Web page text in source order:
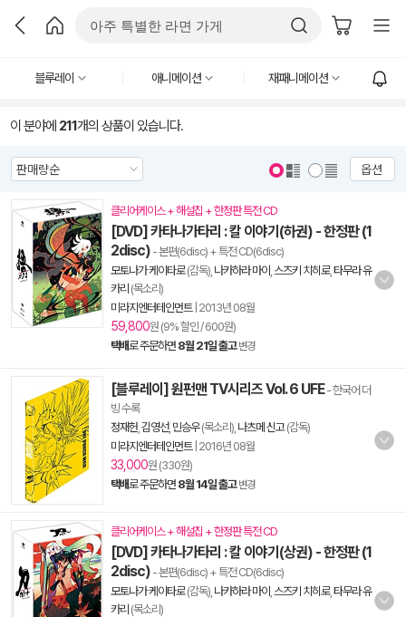
블루레이 애니메이션 재패니메이션
이 분야에 211개의 상품이 있습니다.
옵션
클리어케이스 + 해설집 + 한정판 특전 CD
[DVD] 카타나가타리 : 칼 이야기(하권) - 한정판 (1
2disc) - 본편(6disc) + 특전 CD(6disc)
모토나가 케이타로(감독), 나카하라 마이 스즈키 치히로, 타무라 유
카리 (목소리)
미라지엔터테인먼트| 2013년 08월
59,800원 (9% 할인 / 600원)
택배로 주문하면 8월 21일 출고 변경
[블루레이] 원펀맨 TV시리즈 Vol. 6 UFE- 한국어 더
빙 수록
정재헌 김영선, 민승우(목소리), 나츠메 신고(감독)
미라지엔터테인먼트| 2016년 08월
33,000원 (330원)
택배로 주문하면 8월 14일 출고 변경
클리어케이스 + 해설집 + 한정판 특전 CD
[DVD] 카타나가타리 : 칼 이야기(상권) - 한정판 (1
2disc) - 본편(6disc) + 특전 CD(6disc)
모토나가 케이타로(감독), 나카하라 마이 스즈키 치히로, 타무라 유
카리 (목소리)